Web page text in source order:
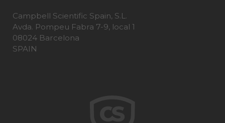
Campbell Scientific Spain, S.L.
Avda. Pompeu Fabra 7-9, local 1
08024 Barcelona
SPAIN